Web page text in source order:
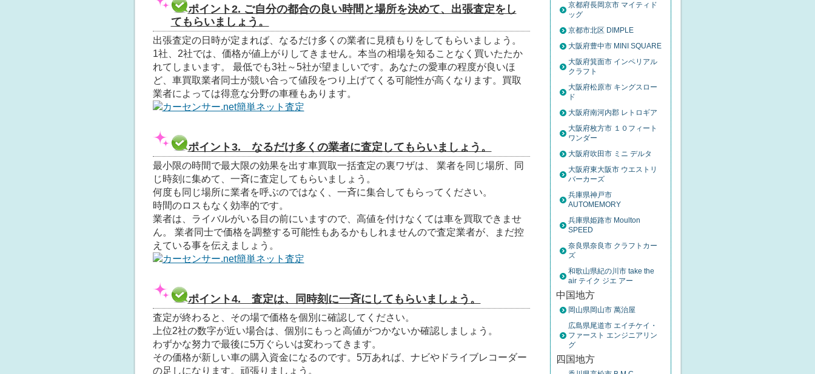
ポイント2. ご自分の都合の良い時間と場所を決めて、出張査定をし
てもらいましょう。
出張査定の日時が定まれば、なるだけ多くの業者に見積もりをしてもらいましょう。
1社、2社では、価格が値上がりしてきません。本当の相場を知ることなく買いたたか
れてしまいます。 最低でも3社～5社が望ましいです。あなたの愛車の程度が良いほ
ど、車買取業者同士が競い合って値段をつり上げてくる可能性が高くなります。買取
業者によっては得意な分野の車種もあります。
カーセンサー.net簡単ネット査定
ポイント3. なるだけ多くの業者に査定してもらいましょう。
最小限の時間で最大限の効果を出す車買取一括査定の裏ワザは、 業者を同じ場所、同
じ時刻に集めて、一斉に査定してもらいましょう。
何度も同じ場所に業者を呼ぶのではなく、一斉に集合してもらってください。
時間のロスもなく効率的です。
業者は、ライバルがいる目の前にいますので、高値を付けなくては車を買取できませ
ん。 業者同士で価格を調整する可能性もあるかもしれませんので査定業者が、まだ控
えている事を伝えましょう。
カーセンサー.net簡単ネット査定
ポイント4. 査定は、同時刻に一斉にしてもらいましょう。
査定が終わると、その場で価格を個別に確認してください。
上位2社の数字が近い場合は、個別にもっと高値がつかないか確認しましょう。
わずかな努力で最後に5万ぐらいは変わってきます。
その価格が新しい車の購入資金になるのです。5万あれば、ナビやドライブレコーダー
の足しになります。頑張りましょう。
京都府長岡京市 マイティド
ッグ
京都市北区 DIMPLE
大阪府豊中市 MINI SQUARE
大阪府箕面市 インペリアル
クラフト
大阪府松原市 キングスロー
ド
大阪府南河内郡 レトロギア
大阪府枚方市 １０フィート
ワンダー
大阪府吹田市 ミニ デルタ
大阪府東大阪市 ウエストリ
バーカーズ
兵庫県神戸市
AUTOMEMORY
兵庫県姫路市 Moulton
SPEED
奈良県奈良市 クラフトカー
ズ
和歌山県紀の川市 take the
air テイク ジエ アー
中国地方
岡山県岡山市 萬治屋
広島県尾道市 エイチケイ・
ファースト エンジニアリン
グ
四国地方